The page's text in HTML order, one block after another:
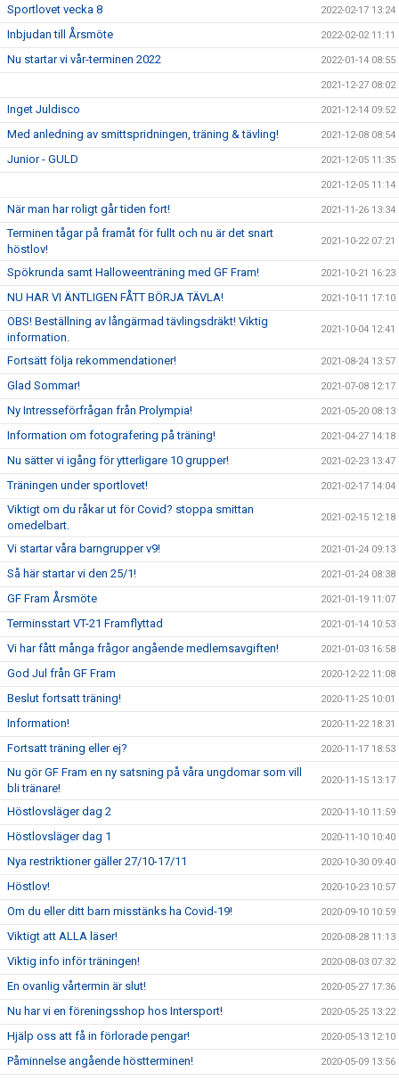
Sportlovet vecka 8 2022-02-17 13:24
Inbjudan till Årsmöte 2022-02-02 11:11
Nu startar vi vår-terminen 2022 2022-01-14 08:55
2021-12-27 08:02
Inget Juldisco 2021-12-14 09:52
Med anledning av smittspridningen, träning & tävling! 2021-12-08 08:54
Junior - GULD 2021-12-05 11:35
2021-12-05 11:14
När man har roligt går tiden fort! 2021-11-26 13:34
Terminen tågar på framåt för fullt och nu är det snart
höstlov!
2021-10-22 07:21
Spökrunda samt Halloweenträning med GF Fram! 2021-10-21 16:23
NU HAR VI ÄNTLIGEN FÅTT BÖRJA TÄVLA! 2021-10-11 17:10
OBS! Beställning av långärmad tävlingsdräkt! Viktig
information.
2021-10-04 12:41
Fortsätt följa rekommendationer! 2021-08-24 13:57
Glad Sommar! 2021-07-08 12:17
Ny Intresseförfrågan från Prolympia! 2021-05-20 08:13
Information om fotografering på träning! 2021-04-27 14:18
Nu sätter vi igång för ytterligare 10 grupper! 2021-02-23 13:47
Träningen under sportlovet! 2021-02-17 14:04
Viktigt om du råkar ut för Covid? stoppa smittan
omedelbart.
2021-02-15 12:18
Vi startar våra barngrupper v9! 2021-01-24 09:13
Så här startar vi den 25/1! 2021-01-24 08:38
GF Fram Årsmöte 2021-01-19 11:07
Terminsstart VT-21 Framflyttad 2021-01-14 10:53
Vi har fått många frågor angående medlemsavgiften! 2021-01-03 16:58
God Jul från GF Fram 2020-12-22 11:08
Beslut fortsatt träning! 2020-11-25 10:01
Information! 2020-11-22 18:31
Fortsatt träning eller ej? 2020-11-17 18:53
Nu gör GF Fram en ny satsning på våra ungdomar som vill
bli tränare!
2020-11-15 13:17
Höstlovsläger dag 2 2020-11-10 11:59
Höstlovsläger dag 1 2020-11-10 10:40
Nya restriktioner gäller 27/10-17/11 2020-10-30 09:40
Höstlov! 2020-10-23 10:57
Om du eller ditt barn misstänks ha Covid-19! 2020-09-10 10:59
Viktigt att ALLA läser! 2020-08-28 11:13
Viktig info inför träningen! 2020-08-03 07:32
En ovanlig vårtermin är slut! 2020-05-27 17:36
Nu har vi en föreningsshop hos Intersport! 2020-05-25 13:22
Hjälp oss att få in förlorade pengar! 2020-05-13 12:10
Påminnelse angående höstterminen! 2020-05-09 13:56